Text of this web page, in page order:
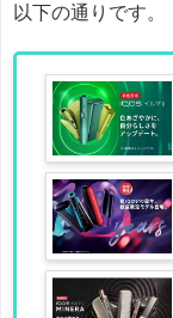
以下の通りです。